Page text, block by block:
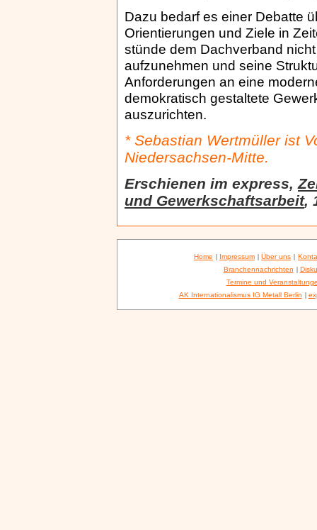
Dazu bedarf es einer Debatte
Orientierungen und Ziele in
stünde dem Dachverband
aufzunehmen und seine
Anforderungen an eine
demokratisch gestaltete
auszurichten.
* Sebastian Wertmüller ist
Niedersachsen-Mitte.
Erschienen im express,
und Gewerkschaftsarbeit,
Home | Impressum | Über uns |
Branchennachrichten |
Termine und
AK Internationalismus IG Metall Berlin |